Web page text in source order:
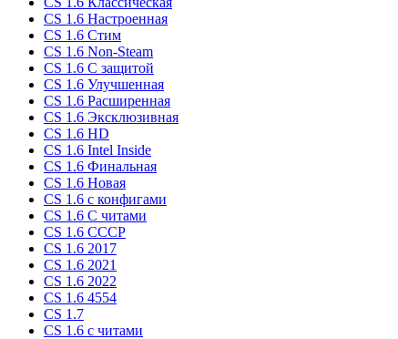
CS 1.6 Настроенная
CS 1.6 Стим
CS 1.6 Non-Steam
CS 1.6 C защитой
CS 1.6 Улучшенная
CS 1.6 Расширенная
CS 1.6 Эксклюзивная
CS 1.6 HD
CS 1.6 Intel Inside
CS 1.6 Финальная
CS 1.6 Новая
CS 1.6 с конфигами
CS 1.6 С читами
CS 1.6 CCCP
CS 1.6 2017
CS 1.6 2021
CS 1.6 2022
CS 1.6 4554
CS 1.7
CS 1.6 с читами